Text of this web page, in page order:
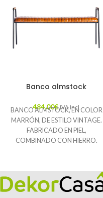
Banco almstock
484,00€ IVA Incl.
BANCO ALMSTOCK, EN COLOR
MARRÓN, DE ESTILO VINTAGE.
FABRICADO EN PIEL,
COMBINADO CON HIERRO.